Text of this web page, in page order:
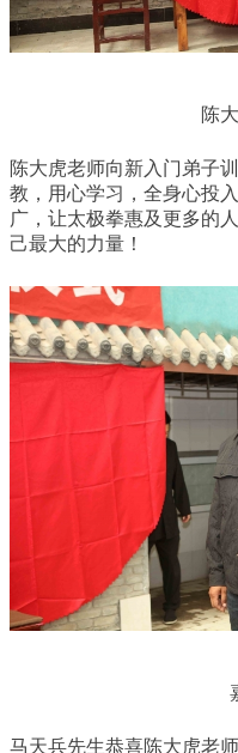
陈
陈大虎老师向新入门弟子
教，用心学习，全身心投
广，让太极拳惠及更多的
己最大的力量！
马天兵先生恭喜陈大虎老